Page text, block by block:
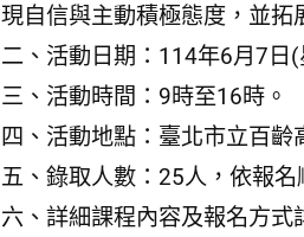
現自信與主動積極態度，並拓
二、活動日期：114年6月7日(
三、活動時間：9時至16時。
四、活動地點：臺北市立百齡
五、錄取人數：25人，依報名
六、詳細課程內容及報名方